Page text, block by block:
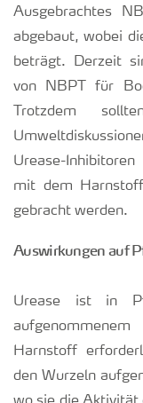
Ausgebrachtes
abgebaut, wobei
beträgt. Derzeit
von NBPT für
Trotzdem
Urease-
mit dem
gebracht werden.
Auswirkungen auf
Urease ist in
Harnstoff
den Wurzeln